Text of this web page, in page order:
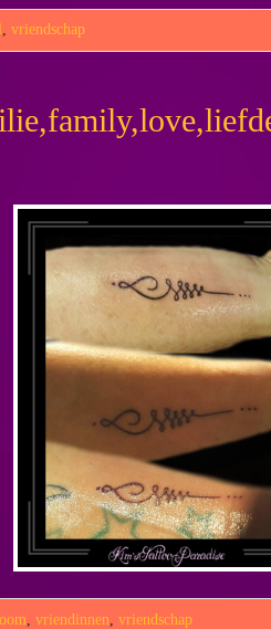
,vriendschap
,vriendinnen ,vriendschap